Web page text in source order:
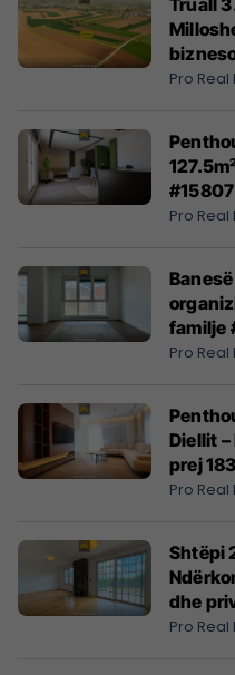
Pro Real Estate Real Estate
Tokbashqe